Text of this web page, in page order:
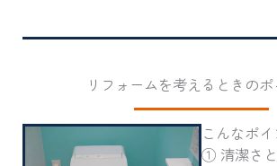
リフォームを考えるときのポ
こんなポ
① 清潔さ